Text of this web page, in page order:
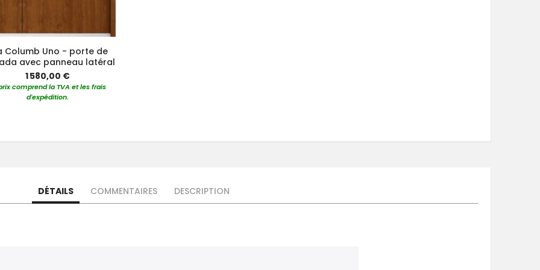
Columb Uno - porte de
avec panneau latéral
1 580,00 €
comprend la TVA et les frais
d'expédition.
DÉTAILS COMMENTAIRES DESCRIPTION